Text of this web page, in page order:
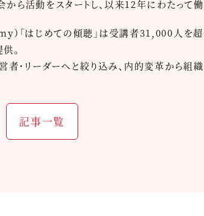
ら活動をスタートし、以来12年にわたって
）「はじめての傾聴」は受講者31,000人を
。
・リーダーへと絞り込み、内的変革から組
記事一覧